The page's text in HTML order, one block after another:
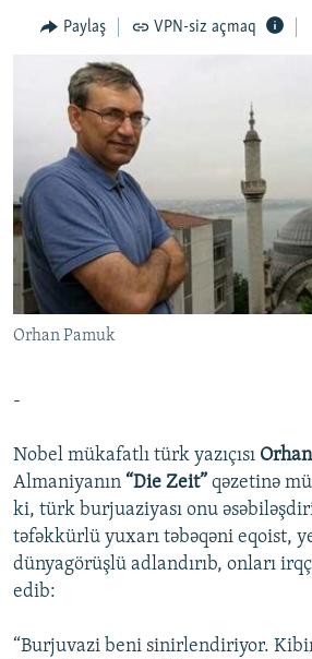
QANUNI DOĞRU
ARAŞDIRMA
MULTIMEDIA
VIDEO
FOTOQALEREYA
İNFOQRAFIKA
KARIKATURA
RADIO ARXIV
OXU ZALI
AZƏRBAYCAN ƏDƏBIYYATI KITABXANASI
İSLAM VƏ DEMOKRATIYA
İZ - MƏDƏNIYYƏT PROQRAMI
HAQQIMIZDA
MISSIYAMIZ
PEŞƏ ETIKASI VƏ JURNALISTIKA
MATERIALLARIMIZDAN ISTIFADƏ
AZADLIQRADIOSU MOBIL TELEFONUNUZDA
BIZI IZLƏ
RFE/RL-in bütün saytları
Paylaş VPN-siz açmaq
Orhan Pamuk
-
Nobel mükafatlı türk yazıçısı
Almaniyanın “Die Zeit” qəzetinə
ki, türk burjuaziyası onu
təfəkkürlü yuxarı təbəqəni eqoist,
dünyagörüşlü adlandırıb, onları
edib:
“Burjuvazi beni sinirlendiriyor.